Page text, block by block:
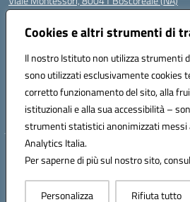
Cookies e altri strumenti di
Il nostro Istituto non utilizza strumenti
sono utilizzati esclusivamente cookies
corretto funzionamento del sito, alla
istituzionali e alla sua accessibilità –
strumenti statistici anonimizzati messi
Analytics Italia.
Per saperne di più sul nostro sito,
Personalizza Rifiuta tutto
Centralino:
Posta elettronica certificata (PEC):
Codice fiscale: 82008750638
Codice meccanografico:NAIS04100B
Codice Indice delle Pubbliche
Codice unico di fatturazione (CUF): UFELOU
Hosting & Powered by
Concept & Design by